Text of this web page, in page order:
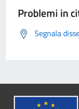
Problemi in
Segnala